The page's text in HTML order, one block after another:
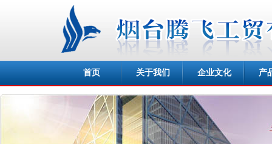
首页 关于我们 企业文化 产